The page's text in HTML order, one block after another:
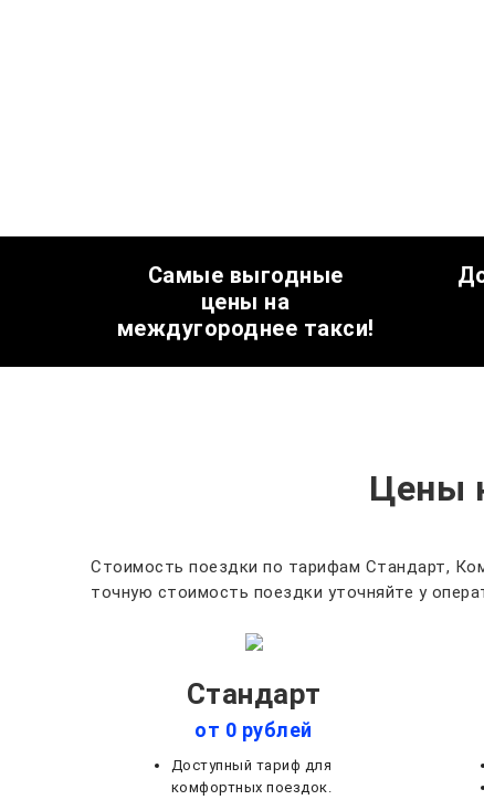
Самые выгодные
цены на
междугороднее такси!
Цены
Стоимость поездки по тарифам Стандарт,
точную стоимость поездки уточняйте у
Стандарт
от 0 рублей
Доступный тариф для
комфортных поездок.